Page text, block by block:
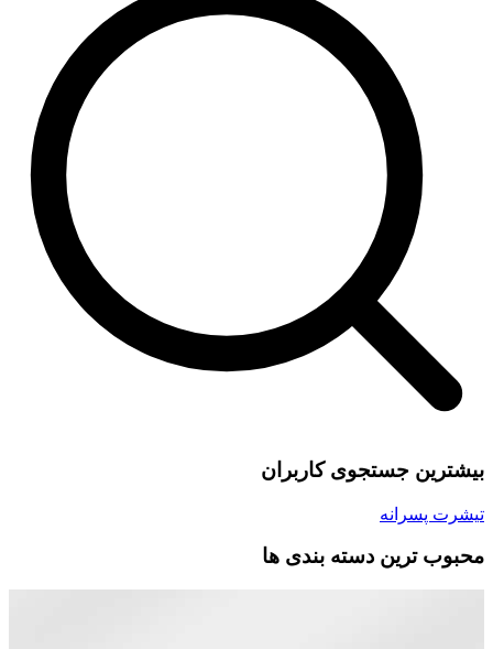
بیشترین جستجوی کاربران
تیشرت پسرانه
محبوب ترین دسته بندی ها